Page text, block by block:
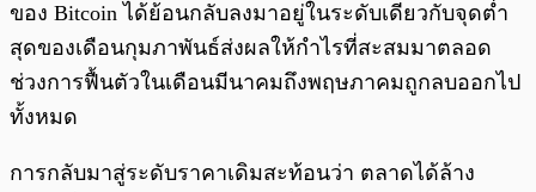
ของ Bitcoin ได้ย้อนกลับลงมาอยู่ในระดับเดียวกับจุดต่ำ
สุดของเดือนกุมภาพันธ์ส่งผลให้กำไรที่สะสมมาตลอด
ช่วงการฟื้นตัวในเดือนมีนาคมถึงพฤษภาคมถูกลบออกไป
ทั้งหมด
การกลับมาสู่ระดับราคาเดิมสะท้อนว่า ตลาดได้ล้าง